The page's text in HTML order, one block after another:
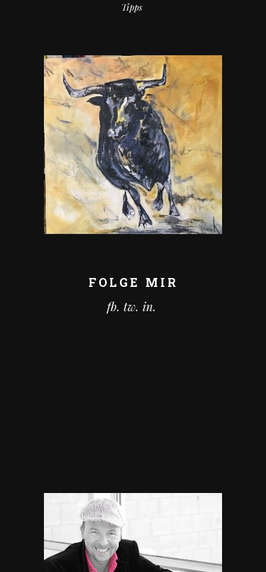
Tipps
FOLGE MIR
fb. tw. in.